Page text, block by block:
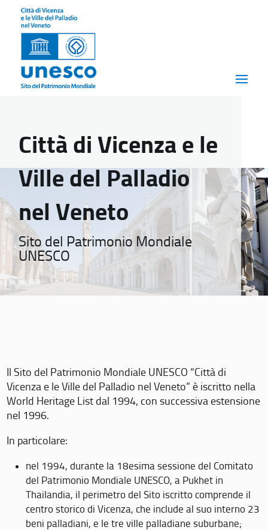
Città di Vicenza e le
Ville del Palladio
nel Veneto
Sito del Patrimonio Mondiale
UNESCO
Il Sito del Patrimonio Mondiale UNESCO “Città di
Vicenza e le Ville del Palladio nel Veneto” è iscritto nella
World Heritage List dal 1994, con successiva estensione
nel 1996.
In particolare:
nel 1994, durante la 18esima sessione del Comitato
del Patrimonio Mondiale UNESCO, a Pukhet in
Thailandia, il perimetro del Sito iscritto comprende il
centro storico di Vicenza, che include al suo interno 23
beni palladiani, e le tre ville palladiane suburbane;